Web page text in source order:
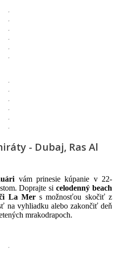
- Dubaj, Ras Al
vám prinesie kúpanie v 22-
Doprajte sicelodenný beach
La Mers možnosťou skočiť z
na vyhliadku alebo zakončiť deň
mrakodrapoch.